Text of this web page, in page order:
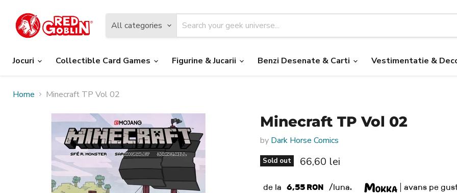
All categories
Jocuri
Collectible Card Games Figurine & Jucarii Benzi Desenate & Carti Vestimentatie &
Home Minecraft TP Vol 02
Minecraft TP Vol 02
by Dark Horse Comics
Sold out Current price
66,60 lei
de la 6,55 RON /luna. avans pe